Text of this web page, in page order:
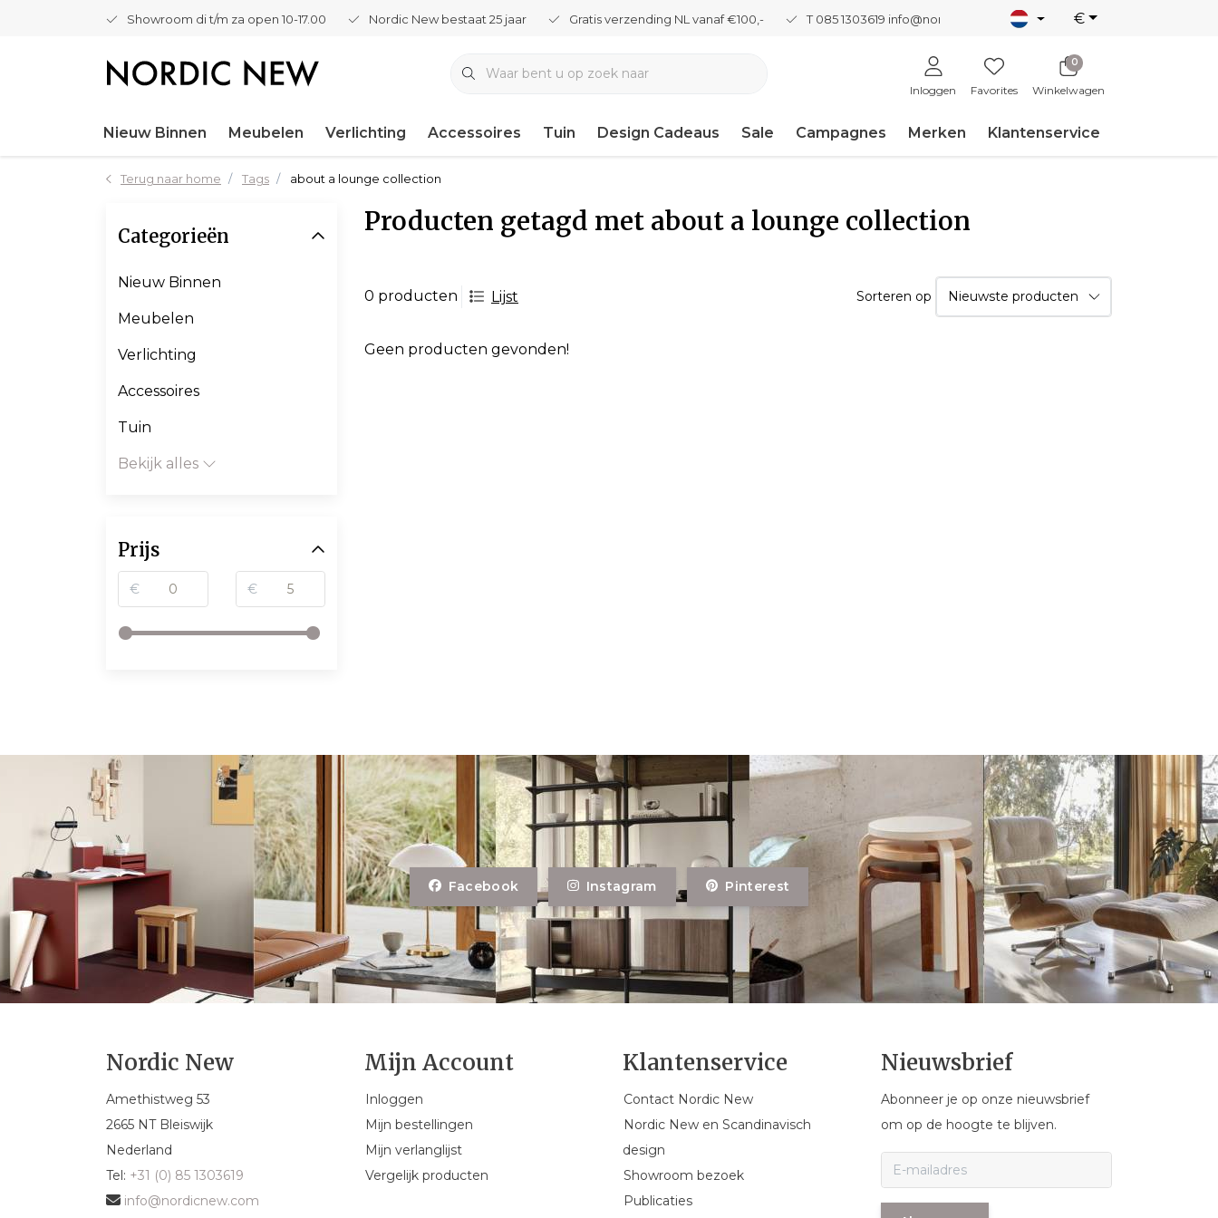
Showroom di t/m za open 10-17.00 Nordic New bestaat 25 jaar Gratis verzending NL vanaf €100,- T 085 1303619 info@nordicnew.nl €
Inloggen Favorites
0
Winkelwagen
Nieuw Binnen Meubelen Verlichting Accessoires Tuin Design Cadeaus Sale Campagnes Merken Klantenservice
Terug naar home Tags about a lounge collection
Producten getagd met about a lounge collection
0 producten Lijst Sorteren op
Geen producten gevonden!
Categorieën
Nieuw Binnen
Meubelen
Verlichting
Accessoires
Tuin
Bekijk alles
Prijs
€ €
Facebook Instagram Pinterest
Nordic New
Amethistweg 53
2665 NT Bleiswijk
Nederland
Tel: +31 (0) 85 1303619
info@nordicnew.com
Mijn Account
Inloggen
Mijn bestellingen
Mijn verlanglijst
Vergelijk producten
Klantenservice
Contact Nordic New
Nordic New en Scandinavisch
design
Showroom bezoek
Publicaties
Nieuwsbrief
Abonneer je op onze nieuwsbrief
om op de hoogte te blijven.